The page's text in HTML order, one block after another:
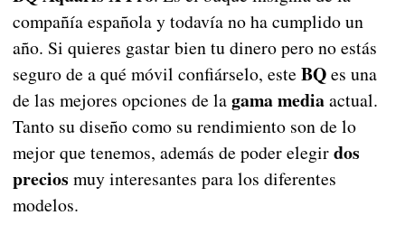
compañía española y todavía no ha cumplido un
año. Si quieres gastar bien tu dinero pero no estás
seguro de a qué móvil confiárselo, este BQes una
de las mejores opciones de lagama mediaactual.
Tanto su diseño como su rendimiento son de lo
mejor que tenemos, además de poder elegirdos
precios muy interesantes para los diferentes
modelos.